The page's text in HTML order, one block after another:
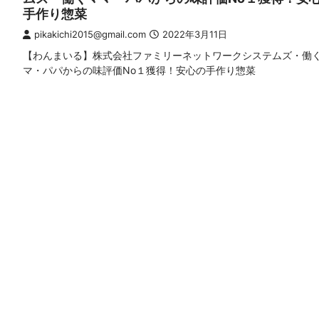
手作り惣菜
pikakichi2015@gmail.com 2022年3月11日
【わんまいる】株式会社ファミリーネットワークシステムズ・働
マ・パパからの味評価No１獲得！安心の手作り惣菜